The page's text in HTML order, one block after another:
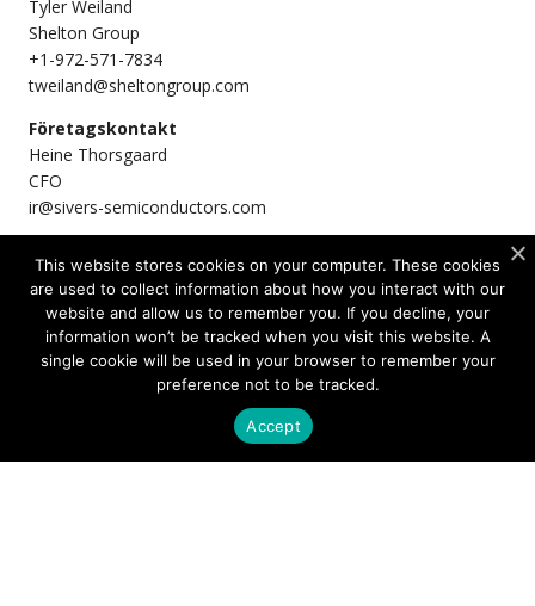
Tyler Weiland
Shelton Group
+1-972-571-7834
tweiland@sheltongroup.com
Företagskontakt
Heine Thorsgaard
CFO
ir@sivers-semiconductors.com
Share
This website stores cookies on your computer. These cookies
are used to collect information about how you interact with our
website and allow us to remember you. If you decline, your
information won’t be tracked when you visit this website. A
single cookie will be used in your browser to remember your
preference not to be tracked.
Accept